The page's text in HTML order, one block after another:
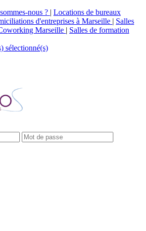
nous ? | Locations de bureaux
d'entreprises à Marseille | Salles
Marseille | Salles de formation
sélectionné(s)